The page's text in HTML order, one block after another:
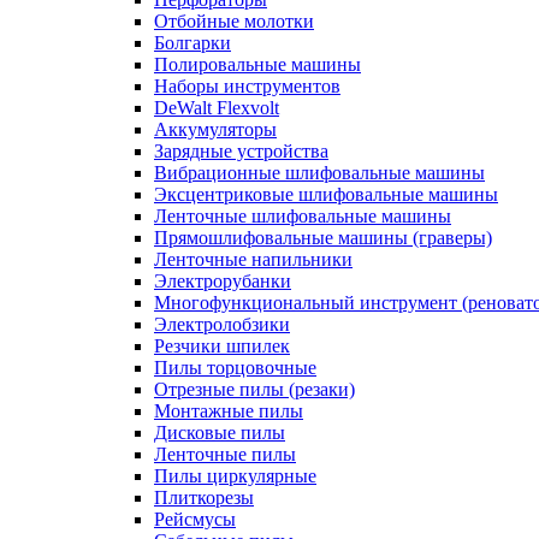
Отбойные молотки
Болгарки
Полировальные машины
Наборы инструментов
DeWalt Flexvolt
Аккумуляторы
Зарядные устройства
Вибрационные шлифовальные машины
Эксцентриковые шлифовальные машины
Ленточные шлифовальные машины
Прямошлифовальные машины (граверы)
Ленточные напильники
Электрорубанки
Многофункциональный инструмент
Электролобзики
Резчики шпилек
Пилы торцовочные
Отрезные пилы (резаки)
Монтажные пилы
Дисковые пилы
Ленточные пилы
Пилы циркулярные
Плиткорезы
Рейсмусы